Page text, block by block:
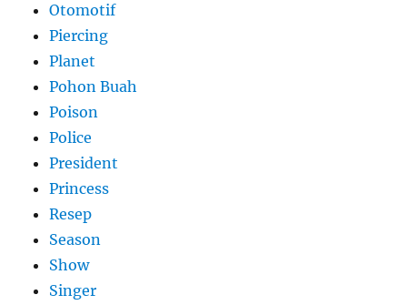
Otomotif
Piercing
Planet
Pohon Buah
Poison
Police
President
Princess
Resep
Season
Show
Singer